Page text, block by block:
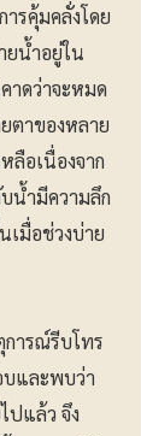
ารคุ้มคลั่งโดย
ยน้ำอยู่ใน
าดว่าจะหมด
ตาของหลาย
ลือเนื่องจาก
น้ำมีความลึก
เมื่อช่วงบ่าย
ารณ์รีบโทร
บและพบว่า
ปแล้ว จึง